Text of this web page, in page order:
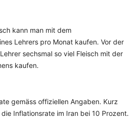
kann man mit dem
Lehrers pro Monat kaufen. Vor der
sechsmal so viel Fleisch mit der
kaufen.
gemäss offiziellen Angaben. Kurz
Inflationsrate im Iran bei 10 Prozent.